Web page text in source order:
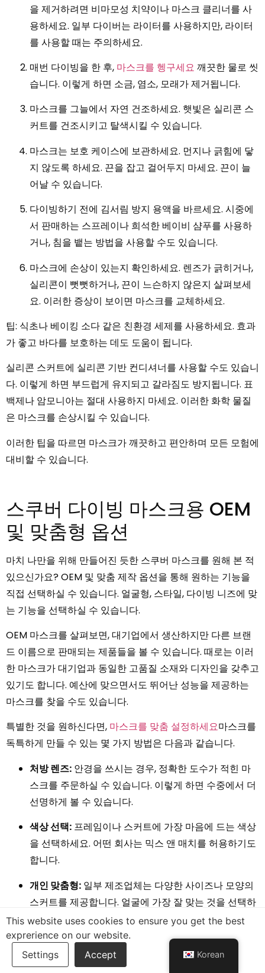
을 제거하려면 비마모성 치약이나 마스크 클리너를 사
용하세요. 일부 다이버는 라이터를 사용하지만, 라이터
를 사용할 때는 주의하세요.
매번 다이빙을 한 후, 마스크를 헹구세요 깨끗한 물로 씻
습니다. 이렇게 하면 소금, 염소, 모래가 제거됩니다.
마스크를 그늘에서 자연 건조하세요. 햇빛은 실리콘 스
커트를 건조시키고 탈색시킬 수 있습니다.
마스크는 보호 케이스에 보관하세요. 먼지나 긁힘에 닿
지 않도록 하세요. 끈을 잡고 걸어두지 마세요. 끈이 늘
어날 수 있습니다.
다이빙하기 전에 김서림 방지 용액을 바르세요. 시중에
서 판매하는 스프레이나 희석한 베이비 샴푸를 사용하
거나, 침을 뱉는 방법을 사용할 수도 있습니다.
마스크에 손상이 있는지 확인하세요. 렌즈가 긁히거나,
실리콘이 뻣뻣하거나, 끈이 느슨하지 않은지 살펴보세
요. 이러한 증상이 보이면 마스크를 교체하세요.
팁: 식초나 베이킹 소다 같은 친환경 세제를 사용하세요. 효과
가 좋고 바다를 보호하는 데도 도움이 됩니다.
실리콘 스커트에 실리콘 기반 컨디셔너를 사용할 수도 있습니
다. 이렇게 하면 부드럽게 유지되고 갈라짐도 방지됩니다. 표
백제나 암모니아는 절대 사용하지 마세요. 이러한 화학 물질
은 마스크를 손상시킬 수 있습니다.
이러한 팁을 따르면 마스크가 깨끗하고 편안하며 모든 모험에
대비할 수 있습니다.
스쿠버 다이빙 마스크용 OEM
및 맞춤형 옵션
마치 나만을 위해 만들어진 듯한 스쿠버 마스크를 원해 본 적
있으신가요? OEM 및 맞춤 제작 옵션을 통해 원하는 기능을
직접 선택하실 수 있습니다. 얼굴형, 스타일, 다이빙 니즈에 맞
는 기능을 선택하실 수 있습니다.
OEM 마스크를 살펴보면, 대기업에서 생산하지만 다른 브랜
드 이름으로 판매되는 제품들을 볼 수 있습니다. 때로는 이러
한 마스크가 대기업과 동일한 고품질 소재와 디자인을 갖추고
있기도 합니다. 예산에 맞으면서도 뛰어난 성능을 제공하는
마스크를 찾을 수도 있습니다.
특별한 것을 원하신다면, 마스크를 맞춤 설정하세요마스크를
독특하게 만들 수 있는 몇 가지 방법은 다음과 같습니다.
처방 렌즈: 안경을 쓰시는 경우, 정확한 도수가 적힌 마
스크를 주문하실 수 있습니다. 이렇게 하면 수중에서 더
선명하게 볼 수 있습니다.
색상 선택: 프레임이나 스커트에 가장 마음에 드는 색상
을 선택하세요. 어떤 회사는 믹스 앤 매치를 허용하기도
합니다.
개인 맞춤형: 일부 제조업체는 다양한 사이즈나 모양의
스커트를 제공합니다. 얼굴에 가장 잘 맞는 것을 선택하
시면 됩니다.
액세서리 마운트:카메라나 조명을 위한 마운트를 추가
하세요. 다이빙을 녹화하거나 밤에 탐험하고 싶을 때 아
Korean
This website uses cookies to ensure you get the best
exprerience on our website.